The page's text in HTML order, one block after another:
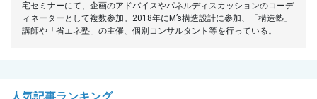
宅セミナーにて、企画のアドバイスやパネルディスカッションのコーデ
ィネーターとして複数参加。2018年にM’s構造設計に参加、「構造塾」
講師や「省エネ塾」の主催、個別コンサルタント等を行っている。